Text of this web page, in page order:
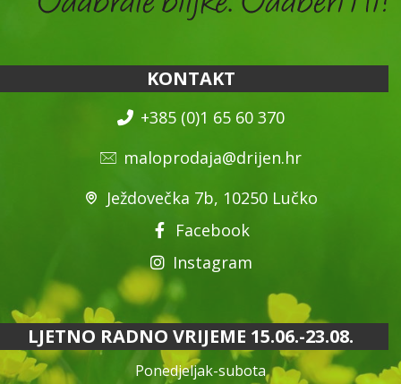
KONTAKT
+385 (0)1 65 60 370
maloprodaja@drijen.hr
Ježdovečka 7b, 10250 Lučko
Facebook
Instagram
LJETNO RADNO VRIJEME 15.06.-23.08.
Ponedjeljak-subota